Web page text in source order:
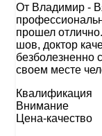
От Владимир -
прошел
шов, доктор
безболезненно
своем месте
Квалификация
Внимание
Цена-качество